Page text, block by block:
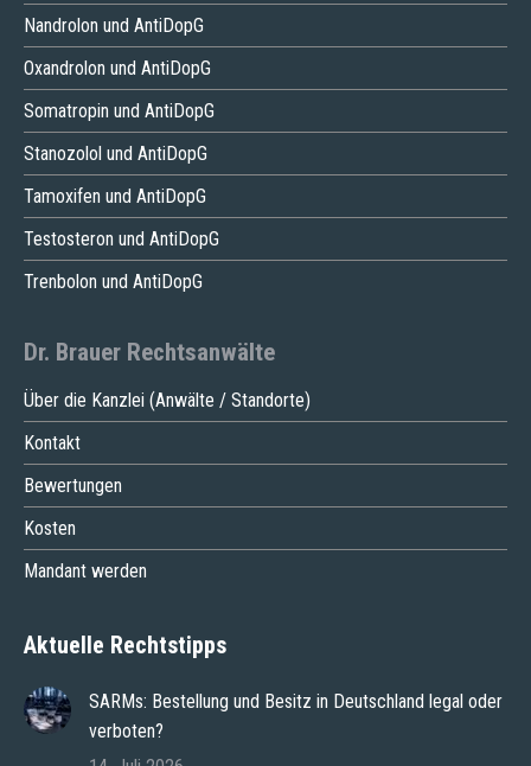
Nandrolon und AntiDopG
Oxandrolon und AntiDopG
Somatropin und AntiDopG
Stanozolol und AntiDopG
Tamoxifen und AntiDopG
Testosteron und AntiDopG
Trenbolon und AntiDopG
Dr. Brauer Rechtsanwälte
Über die Kanzlei (Anwälte / Standorte)
Kontakt
Bewertungen
Kosten
Mandant werden
Aktuelle Rechtstipps
SARMs: Bestellung und Besitz in Deutschland legal oder
verboten?